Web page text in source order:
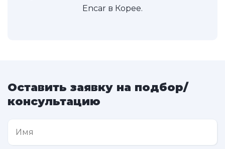
Encar в Корее.
Оставить заявку на подбор/
консультацию